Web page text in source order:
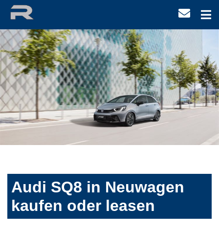
Audi SQ8 in Neuwagen
kaufen oder leasen